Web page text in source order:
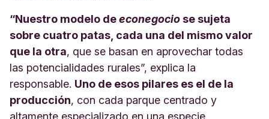
“Nuestro modelo deeconegocio se sujeta
sobre cuatro patas, cada una del mismo valor
que la otra, que se basan en aprovechar todas
las potencialidades rurales”, explica la
responsable. Uno de esos pilares es el de la
producción, con cada parque centrado y
altamente especializado en una especie